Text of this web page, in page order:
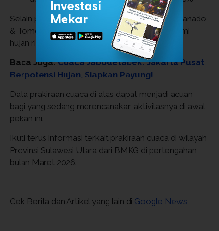
Selain peringatan hujan pagi hari, cuaca kota Manado
& Tomohon sepanjang hari juga akan mengalami
hujan ringan menurut BMKG.
Baca Juga:Cuaca Jabodetabek: Jakarta Pusat
Berpotensi Hujan, Siapkan Payung!
Data prakiraan cuaca di atas dapat menjadi acuan
bagi yang sedang merencanakan aktivitasnya di awal
pekan ini.
Ikuti terus informasi terkait prakiraan cuaca di wilayah
Provinsi Sulawesi Utara dari BMKG di pertengahan
bulan Maret 2026.
Cek Berita dan Artikel yang lain di Google News